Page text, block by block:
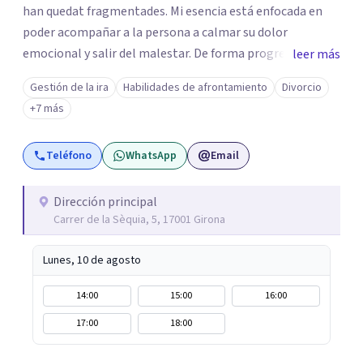
han quedat fragmentades. Mi esencia está enfocada en
poder acompañar a la persona a calmar su dolor
emocional y salir del malestar. De forma progresiva,
podremos ir desarrollando un bienestar que surgirá de la
integración de las diferentes partes de la persona que a lo
largo del tiempo han quedado fragmentadas.
leer más
Gestión de la ira Habilidades de afrontamiento
Divorcio
+7 más
Teléfono WhatsApp Email
Dirección principal
Carrer de la Sèquia, 5, 17001 Girona
Lunes, 10 de agosto
14:00 15:00
16:00
17:00
18:00